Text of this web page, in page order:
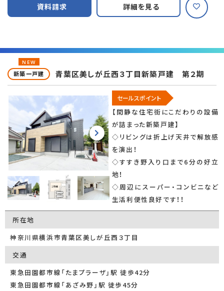
資料請求 詳細を見る
NEW
新築一戸建 青葉区美しが丘西３丁目新築戸建 第２期
セールスポイント
【閑静な住宅街にこだわりの設備
が詰まった新築戸建】
◇リビングは折上げ天井で解放感
を演出！
◇すすき野入り口まで6分の好立
地！
◇周辺にスーパー・コンビニなど
生活利便性良好です！！
所在地
神奈川県横浜市青葉区美しが丘西３丁目
交通
東急田園都市線「たまプラーザ」駅 徒歩42分
東急田園都市線「あざみ野」駅 徒歩45分